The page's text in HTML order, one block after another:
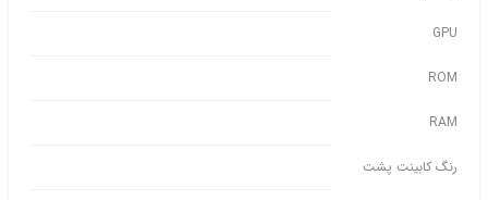
GPU
ROM
RAM
رنگ کابینت پشت